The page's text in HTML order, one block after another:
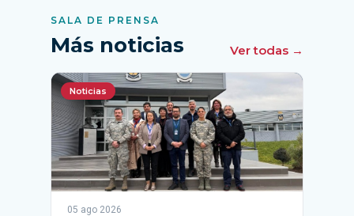
SALA DE PRENSA
Más noticias Ver todas →
Noticias
05 ago 2026